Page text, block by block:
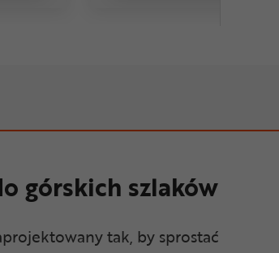
górskich szlaków
tak, by sprostać